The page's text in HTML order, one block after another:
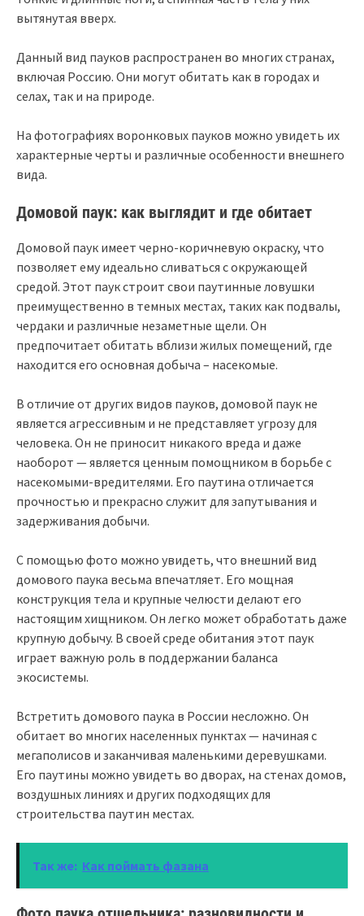
вытянутая вверх.
Данный вид пауков распространен во многих странах,
включая Россию. Они могут обитать как в городах и
селах, так и на природе.
На фотографиях воронковых пауков можно увидеть их
характерные черты и различные особенности внешнего
вида.
Домовой паук: как выглядит и где обитает
Домовой паук имеет черно-коричневую окраску, что
позволяет ему идеально сливаться с окружающей
средой. Этот паук строит свои паутинные ловушки
преимущественно в темных местах, таких как подвалы,
чердаки и различные незаметные щели. Он
предпочитает обитать вблизи жилых помещений, где
находится его основная добыча – насекомые.
В отличие от других видов пауков, домовой паук не
является агрессивным и не представляет угрозу для
человека. Он не приносит никакого вреда и даже
наоборот — является ценным помощником в борьбе с
насекомыми-вредителями. Его паутина отличается
прочностью и прекрасно служит для запутывания и
задерживания добычи.
С помощью фото можно увидеть, что внешний вид
домового паука весьма впечатляет. Его мощная
конструкция тела и крупные челюсти делают его
настоящим хищником. Он легко может обработать даже
крупную добычу. В своей среде обитания этот паук
играет важную роль в поддержании баланса
экосистемы.
Встретить домового паука в России несложно. Он
обитает во многих населенных пунктах — начиная с
мегаполисов и заканчивая маленькими деревушками.
Его паутины можно увидеть во дворах, на стенах домов,
воздушных линиях и других подходящих для
строительства паутин местах.
Так же: Как поймать фазана